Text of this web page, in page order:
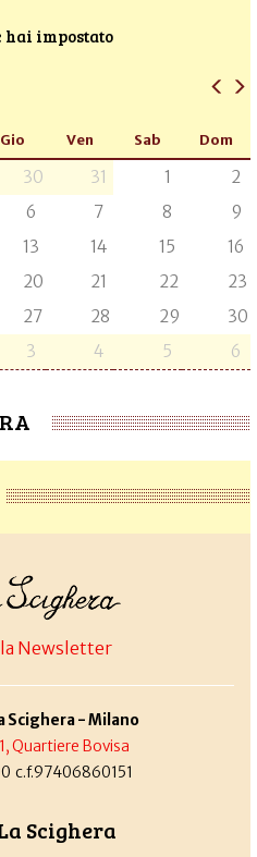
impostato
Gio Ven Sab Dom
30 31 1
2
6 7 8
9
13 14 15
16
20 21 22
23
27 28 29
30
3 4 5 6
Newsletter
Scighera - Milano
Quartiere Bovisa
c.f.97406860151
Scighera